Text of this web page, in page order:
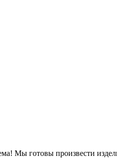
Мы готовы произвести